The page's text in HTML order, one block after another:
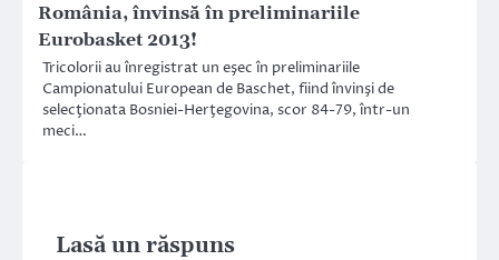
România, învinsă în preliminariile
Eurobasket 2013!
Tricolorii au înregistrat un eşec în preliminariile
Campionatului European de Baschet, fiind învinşi de
selecţionata Bosniei-Herţegovina, scor 84-79, într-un
meci…
Lasă un răspuns